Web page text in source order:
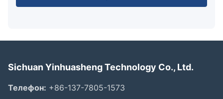
Sichuan Yinhuasheng Technology Co., Ltd.
Телефон: +86-137-7805-1573